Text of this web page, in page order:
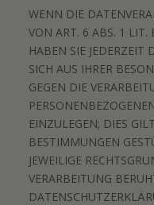
WENN DIE
VON ART. 6 ABS. 1 LIT.
HABEN SIE JEDERZEIT
SICH AUS IHRER
GEGEN DIE
EINZULEGEN; DIES
BESTIMMUNGEN
JEWEILIGE
VERARBEITUNG